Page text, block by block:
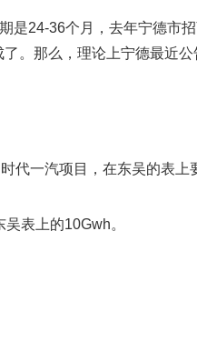
是24-36个月，去年宁德市
。那么，理论上宁德最近
代一汽项目，在东吴的表上
表上的10Gwh。